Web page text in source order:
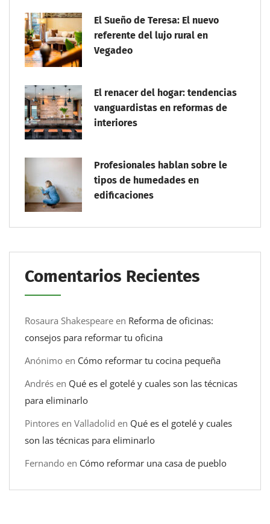
El Sueño de Teresa: El nuevo
referente del lujo rural en
Vegadeo
El renacer del hogar: tendencias
vanguardistas en reformas de
interiores
Profesionales hablan sobre le
tipos de humedades en
edificaciones
Comentarios Recientes
Rosaura Shakespeare en Reforma de oficinas:
consejos para reformar tu oficina
Anónimo en Cómo reformar tu cocina pequeña
Andrés en Qué es el gotelé y cuales son las técnicas
para eliminarlo
Pintores en Valladolid en Qué es el gotelé y cuales
son las técnicas para eliminarlo
Fernando en Cómo reformar una casa de pueblo